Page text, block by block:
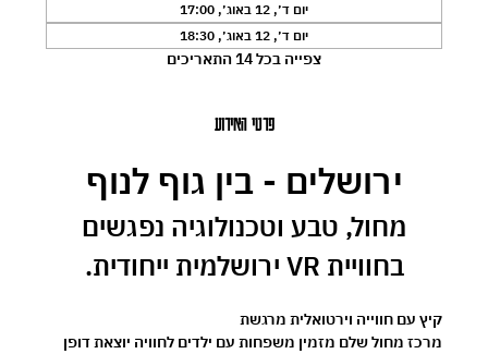
יום ד׳, 12 באוג׳, 17:00
יום ד׳, 12 באוג׳, 18:30
צפייה בכל 14 התאריכים
פרטי האירוע
ירושלים - בין גוף לנוף
מחול, טבע וטכנולוגיה נפגשים
בחוויית VR ירושלמית ייחודית.
קיץ עם חווייה וירטואלית מרגשת
מרכז מחול שלם מזמין משפחות עם ילדים לחוויה יוצאת דופן